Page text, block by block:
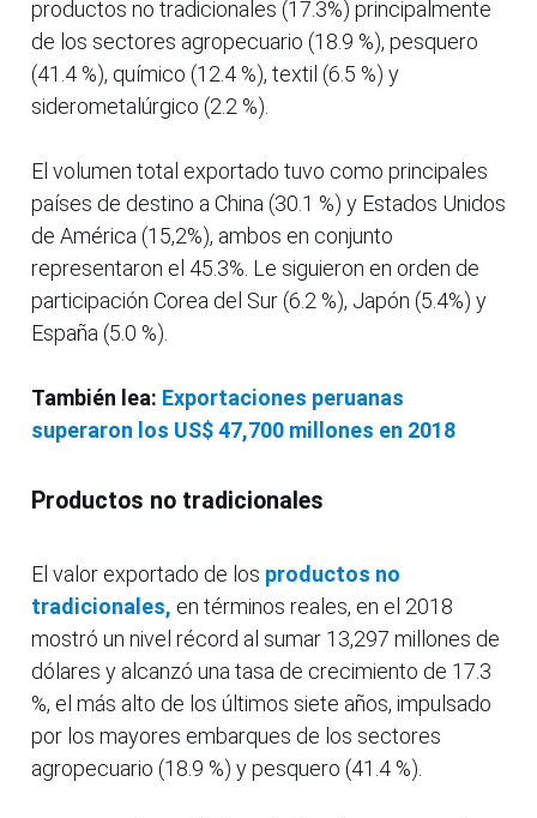
productos no tradicionales (17.3%) principalmente
de los sectores agropecuario (18.9 %), pesquero
(41.4 %), químico (12.4 %), textil (6.5 %) y
siderometalúrgico (2.2 %).
El volumen total exportado tuvo como principales
países de destino a China (30.1 %) y Estados Unidos
de América (15,2%), ambos en conjunto
representaron el 45.3%. Le siguieron en orden de
participación Corea del Sur (6.2 %), Japón (5.4%) y
España (5.0 %).
También lea: Exportaciones peruanas
superaron los US$ 47,700 millones en 2018
Productos no tradicionales
El valor exportado de los productos no
tradicionales, en términos reales, en el 2018
mostró un nivel récord al sumar 13,297 millones de
dólares y alcanzó una tasa de crecimiento de 17.3
%, el más alto de los últimos siete años, impulsado
por los mayores embarques de los sectores
agropecuario (18.9 %) y pesquero (41.4 %).